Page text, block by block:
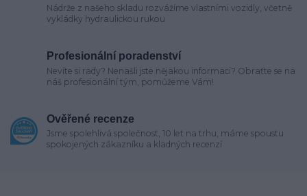
Nádrže z našeho skladu rozvážíme vlastními vozidly, včetně
vykládky hydraulickou rukou
Profesionální poradenství
Nevíte si rady? Nenašli jste nějakou informaci? Obraťte se na
náš profesionální tým, pomůžeme Vám!
Ověřené recenze
Jsme spolehlivá společnost, 10 let na trhu, máme spoustu
spokojených zákazníku a kladných recenzí